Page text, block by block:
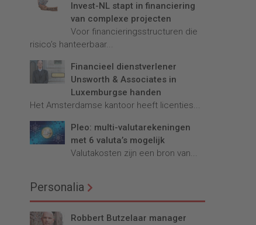
Invest-NL stapt in financiering
van complexe projecten
Voor financieringsstructuren die
risico’s hanteerbaar...
Financieel dienstverlener
Unsworth & Associates in
Luxemburgse handen
Het Amsterdamse kantoor heeft licenties...
Pleo: multi-valutarekeningen
met 6 valuta’s mogelijk
Valutakosten zijn een bron van...
Personalia
Robbert Butzelaar manager